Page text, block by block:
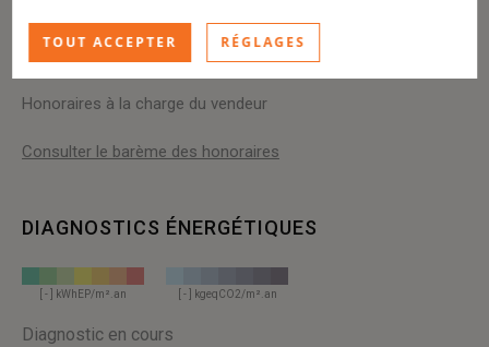
INFOS FINANCIÈRES
Honoraires à la charge du vendeur
Consulter le barème des honoraires
DIAGNOSTICS ÉNERGÉTIQUES
[ - ] kWhEP/m².an [ - ] kgeqCO2/m².an
Diagnostic en cours
TOUT ACCEPTER RÉGLAGES